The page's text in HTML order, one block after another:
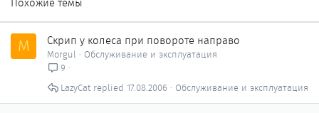
M Скрип у колеса при повороте направо
Morgul
Обслуживание и эксплуатация
9
Обслуживание и эксплуатация
17.08.2006
LazyCat